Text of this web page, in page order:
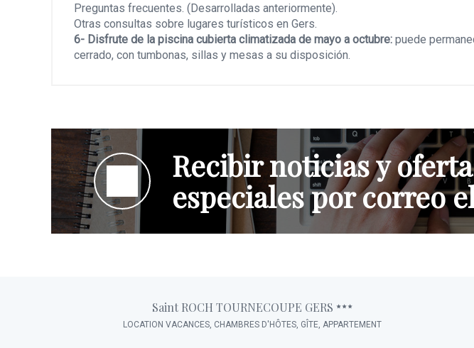
Preguntas frecuentes. (Desarrolladas anteriormente).
Otras consultas sobre lugares turísticos en Gers.
6- Disfrute de la piscina cubierta climatizada de mayo a octubre: puede
cerrado, con tumbonas, sillas y mesas a su disposición.
Recibir noticias y
especiales por correo
Saint ROCH TOURNECOUPE GERS
LOCATION VACANCES, CHAMBRES D'HÔTES, GÎTE, APPARTEMENT